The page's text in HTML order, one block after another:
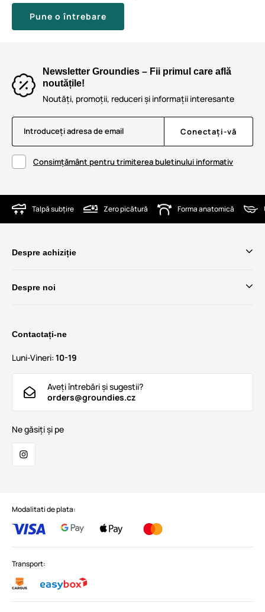
Pune o întrebare
Newsletter Groundies – Fii primul care află
noutățile!
Noutăți, promoții, reduceri și informații interesante
Introduceți adresa de email Conectați-vă
Consimțământ pentru trimiterea buletinului informativ
Talpă subțire Zero picătură Forma anatomică
Despre achiziție
Despre noi
Contactați-ne
Luni-Vineri: 10-19
Aveți întrebări și sugestii?
orders@groundies.cz
Ne găsiți și pe
Modalitati de plata:
Transport: